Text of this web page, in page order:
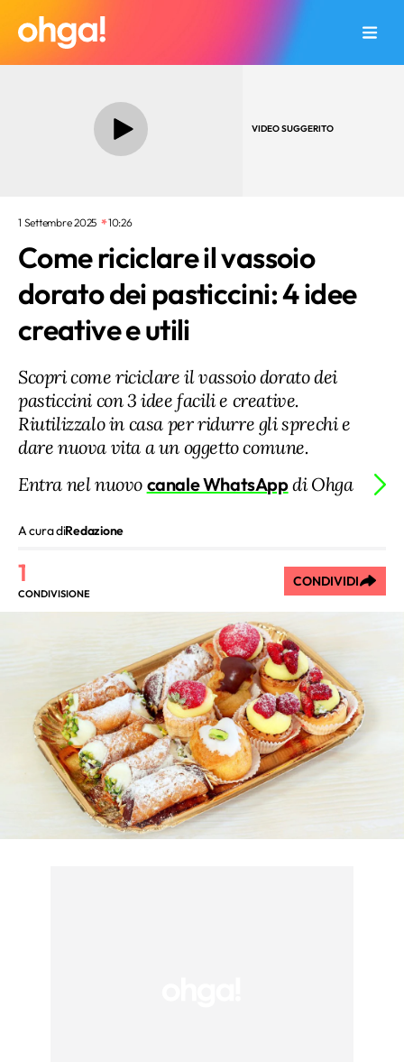
VIDEO SUGGERITO
1 Settembre 2025 10:26
Come riciclare il vassoio
dorato dei pasticcini: 4 idee
creative e utili
Scopri come riciclare il vassoio dorato dei
pasticcini con 3 idee facili e creative.
Riutilizzalo in casa per ridurre gli sprechi e
dare nuova vita a un oggetto comune.
Entra nel nuovo canale WhatsAppdi Ohga
A cura diRedazione
1
CONDIVISIONE
CONDIVIDI